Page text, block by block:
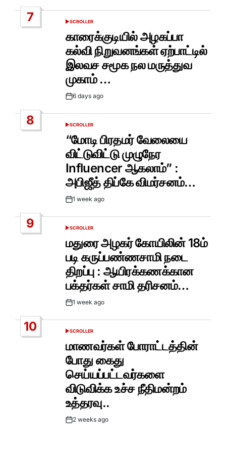
7
POSTED
SCROLLER
காரைக்குடியில் அழகப்பா
கல்வி நிறுவனங்கள் ஏற்பாட்டில்
இலவச சமூக நல மருத்துவ
முகாம் …
Post6 days ago
8
POSTED
IN
SCROLLER
“மோடி பிரதமர் வேலையை
விட்டுவிட்டு முழுநேர
Influencer ஆகலாம்” :
அபிஜீத் திப்கே விமர்சனம்…
Post1 week ago
9
POSTED
SCROLLER
மதுரை அழகர் கோயிலின் 18ம்
படி கருப்பண்ணசாமி நடை
திறப்பு : ஆயிரக்கணக்கான
பக்தர்கள் சாமி தரிசனம்…
Post1 week ago
10
POSTED
SCROLLER
மாணவர்கள் போராட்டத்தின்
போது கைது
செய்யப்பட்டவர்களை
விடுவிக்க உச்ச நீதிமன்றம்
உத்தரவு..
Post2 weeks ago